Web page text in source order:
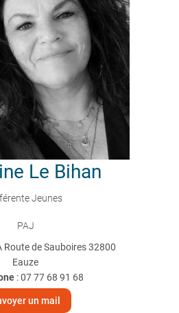
Le Bihan
Jeunes
PAJ
Route de Sauboires 32800
Eauze
:07 77 68 91 68
un mail